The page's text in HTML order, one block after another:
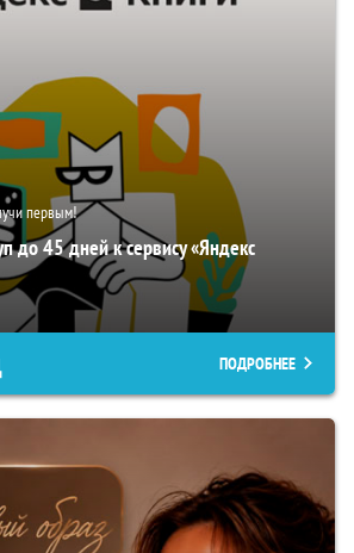
первым!
до 45 дней к сервису «Яндекс
ПОДРОБНЕЕ